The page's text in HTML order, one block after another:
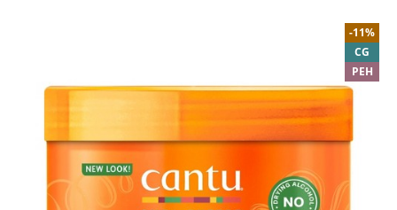
-11%
CG
PEH